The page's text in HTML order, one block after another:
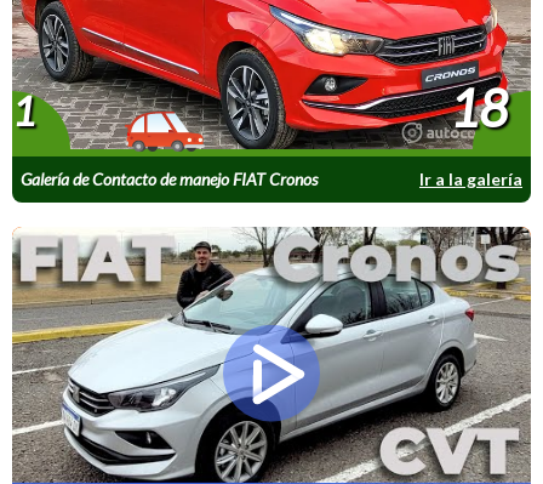
Galería de Contacto de manejo FIAT Cronos
MY2023 1.3 CVT
Ir a la galería
1 18